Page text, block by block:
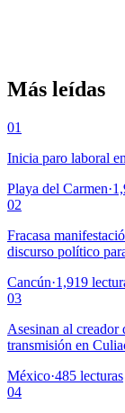
Más leídas
01
Inicia paro laboral
Playa del Carmen·
02
Fracasa
discurso político
Cancún·1,919
03
Asesinan al creador
transmisión en
México·485 lecturas
04